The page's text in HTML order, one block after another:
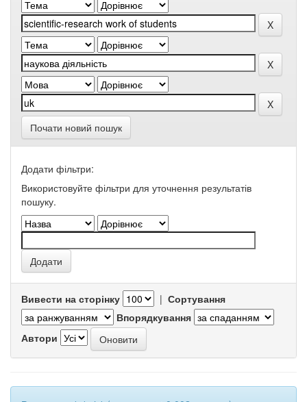
Почати новий пошук
Додати фільтри:
Використовуйте фільтри для уточнення результатів
пошуку.
Вивести на сторінку | Сортування
Впорядкування
Автори